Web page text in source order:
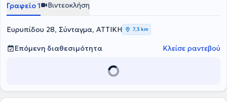
Γραφείο 1 Βιντεοκλήση
Ευρυπίδου 28, Σύνταγμα, ΑΤΤΙΚΗ 7,3 km
Επόμενη διαθεσιμότητα Κλείσε ραντεβού